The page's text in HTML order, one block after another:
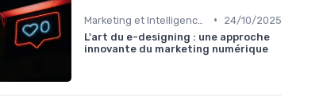
•
24/10/2025
L'art du e-designing : une approche
innovante du marketing numérique